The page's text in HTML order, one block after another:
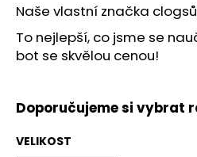
Naše vlastní značka
To nejlepší, co jsme se
bot se skvělou cenou!
Doporučujeme si vybrat
VELIKOST
o
p
o